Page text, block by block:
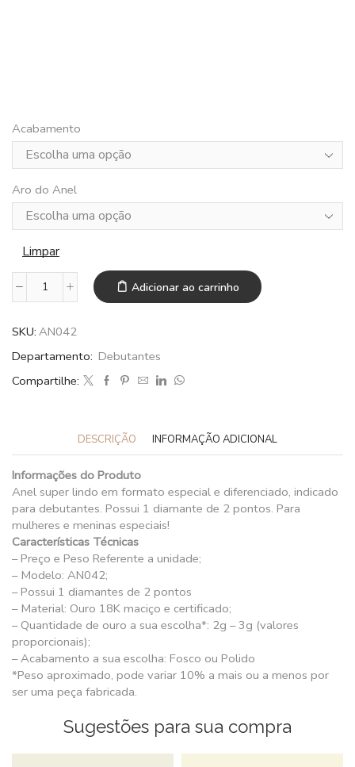
Acabamento
Aro do Anel
Limpar
Adicionar ao carrinho
SKU: AN042
Departamento: Debutantes
Compartilhe:
DESCRIÇÃO INFORMAÇÃO ADICIONAL
Informações do Produto
Anel super lindo em formato especial e diferenciado, indicado
para debutantes. Possui 1 diamante de 2 pontos. Para
mulheres e meninas especiais!
Características Técnicas
– Preço e Peso Referente a unidade;
– Modelo: AN042;
– Possui 1 diamantes de 2 pontos
– Material: Ouro 18K maciço e certificado;
– Quantidade de ouro a sua escolha*: 2g – 3g (valores
proporcionais);
– Acabamento a sua escolha: Fosco ou Polido
*Peso aproximado, pode variar 10% a mais ou a menos por
ser uma peça fabricada.
Sugestões para sua compra